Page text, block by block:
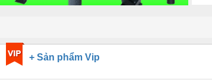
+ Sản phẩm Vip